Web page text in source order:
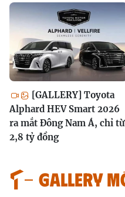
[GALLERY] Toyota
Alphard HEV Smart 2026
ra mắt Đông Nam Á, chỉ từ
2,8 tỷ đồng
GALLERY